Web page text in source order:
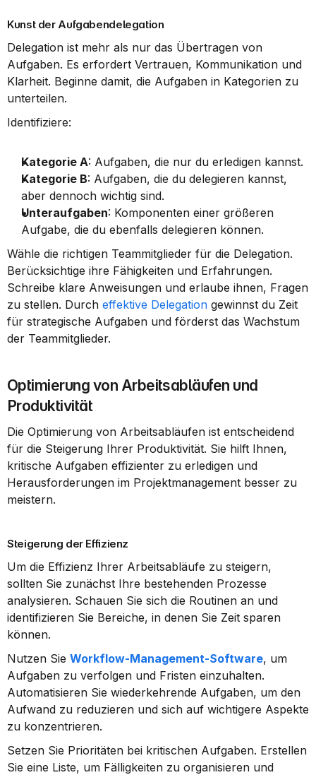
Kunst der Aufgabendelegation
Delegation ist mehr als nur das Übertragen von
Aufgaben. Es erfordert Vertrauen, Kommunikation und
Klarheit. Beginne damit, die Aufgaben in Kategorien zu
unterteilen.
Identifiziere:
Kategorie A: Aufgaben, die nur du erledigen kannst.
Kategorie B: Aufgaben, die du delegieren kannst,
aber dennoch wichtig sind.
Unteraufgaben: Komponenten einer größeren
Aufgabe, die du ebenfalls delegieren können.
Wähle die richtigen Teammitglieder für die Delegation.
Berücksichtige ihre Fähigkeiten und Erfahrungen.
Schreibe klare Anweisungen und erlaube ihnen, Fragen
zu stellen. Durch effektive Delegation gewinnst du Zeit
für strategische Aufgaben und förderst das Wachstum
der Teammitglieder.
Optimierung von Arbeitsabläufen und
Produktivität
Die Optimierung von Arbeitsabläufen ist entscheidend
für die Steigerung Ihrer Produktivität. Sie hilft Ihnen,
kritische Aufgaben effizienter zu erledigen und
Herausforderungen im Projektmanagement besser zu
meistern.
Steigerung der Effizienz
Um die Effizienz Ihrer Arbeitsabläufe zu steigern,
sollten Sie zunächst Ihre bestehenden Prozesse
analysieren. Schauen Sie sich die Routinen an und
identifizieren Sie Bereiche, in denen Sie Zeit sparen
können.
Nutzen Sie Workflow-Management-Software, um
Aufgaben zu verfolgen und Fristen einzuhalten.
Automatisieren Sie wiederkehrende Aufgaben, um den
Aufwand zu reduzieren und sich auf wichtigere Aspekte
zu konzentrieren.
Setzen Sie Prioritäten bei kritischen Aufgaben. Erstellen
Sie eine Liste, um Fälligkeiten zu organisieren und